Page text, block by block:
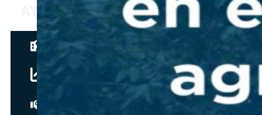
AYUDA
Tour guiado
Recursos para estudiantes pronto
Guía del instructor pronto